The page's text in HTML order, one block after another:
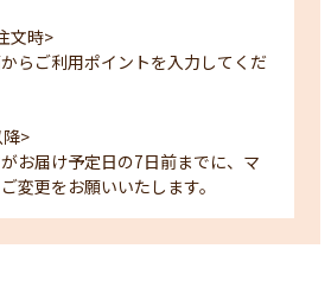
文時>
らご利用ポイントを入力してくだ
>
お届け予定日の7日前までに、マ
変更をお願いいたします。